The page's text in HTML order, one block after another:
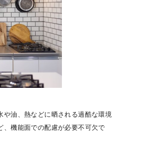
や油、熱などに晒される過酷な環境
、機能面での配慮が必要不可欠で